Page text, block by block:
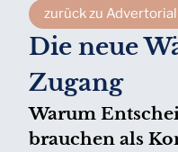
zurück zu Advertorial
Die neue
Zugang
Warum
brauchen als